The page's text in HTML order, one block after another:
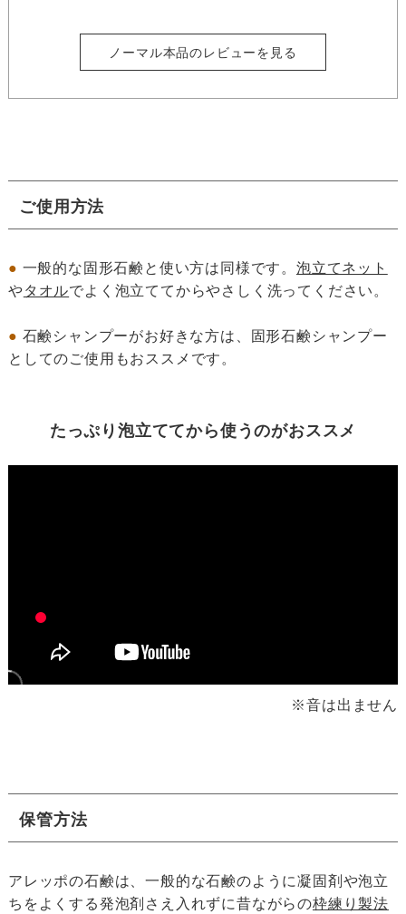
ノーマル本品のレビューを見る
ご使用方法
● 一般的な固形石鹸と使い方は同様です。 泡立てネット
やタオルでよく泡立ててからやさしく洗ってください。
● 石鹸シャンプーがお好きな方は、固形石鹸シャンプー
としてのご使用もおススメです。
たっぷり泡立ててから使うのがおススメ
※音は出ません
保管方法
アレッポの石鹸は、一般的な石鹸のように凝固剤や泡立
ちをよくする発泡剤さえ入れずに昔ながらの枠練り製法